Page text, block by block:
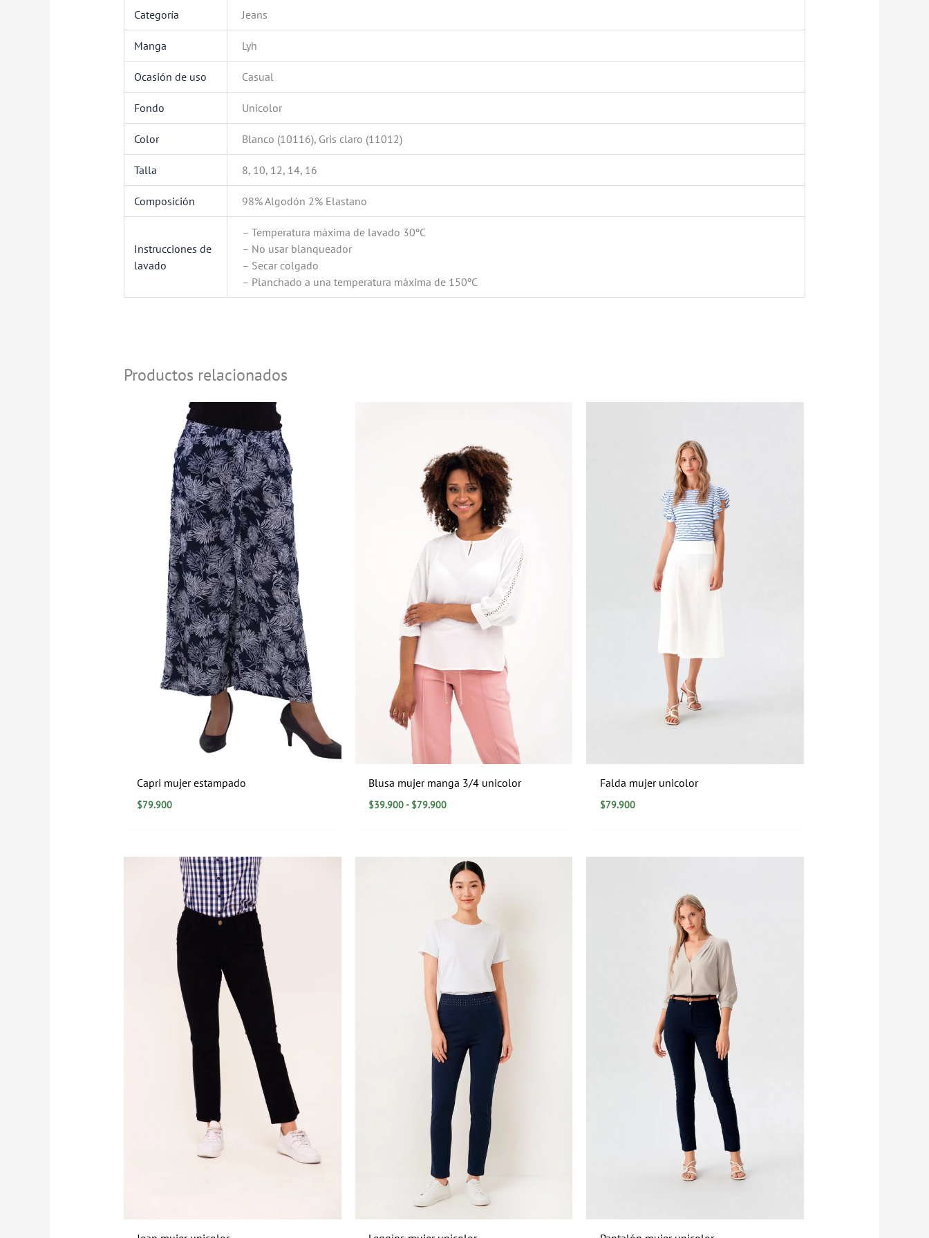
Categoría Jeans
Manga Lyh
Ocasión de uso Casual
Fondo Unicolor
Color Blanco (10116), Gris claro (11012)
Talla 8, 10, 12, 14, 16
Composición 98% Algodón 2% Elastano
Instrucciones de
lavado
– Temperatura máxima de lavado 30ºC
– No usar blanqueador
– Secar colgado
– Planchado a una temperatura máxima de 150ºC
Productos relacionados
Capri mujer estampado
$79.900
Blusa mujer manga 3/4 unicolor
$39.900- $79.900
desde
$39.900
hasta
$79.900
Falda mujer unicolor
$79.900
Rango
de
precios:
desde
$39.900
hasta